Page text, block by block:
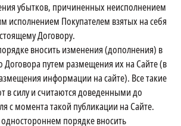
убытков, причиненных неисполнением
исполнением Покупателем взятых на себя
Договору.
вносить изменения (дополнения) в
Договора путем размещения их на Сайте (в
информации на сайте). Все такие
в силу и считаются доведенными до
с момента такой публикации на Сайте.
порядке вносить